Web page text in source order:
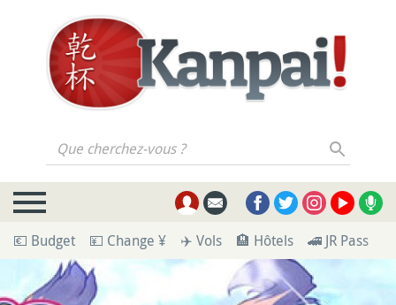
Que cherchez-vous ?
💶 Budget 💴 Change ¥ ✈️ Vols 🏨 Hôtels 🚄 JR Pass